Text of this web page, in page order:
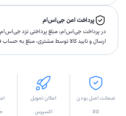
پرداخت امن جی‌اس‌ام
در پرداخت جی‌اس‌ام، مبلغ پرداختى نزد
ارسال و تاييد كالا توسط مشتری، مبلغ به
ضمانت اصل بودن
کالا
امکان تحویل
اکسپرس